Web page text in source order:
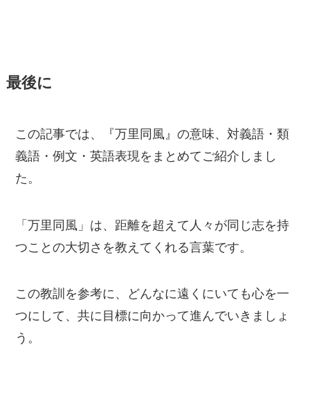
最後に
この記事では、『万里同風』の意味、対義語・類
義語・例文・英語表現をまとめてご紹介しまし
た。
「万里同風」は、距離を超えて人々が同じ志を持
つことの大切さを教えてくれる言葉です。
この教訓を参考に、どんなに遠くにいても心を一
つにして、共に目標に向かって進んでいきましょ
う。